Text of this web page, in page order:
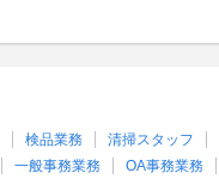
検品業務 清掃スタッフ
一般事務業務 OA事務業務